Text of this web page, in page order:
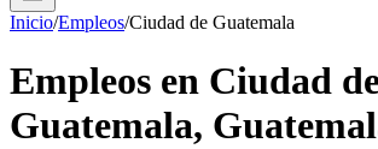
Inicio/Empleos/Ciudad de Guatemala
Empleos en Ciudad
Guatemala,